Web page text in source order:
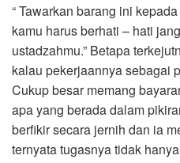
“ Tawarkan barang ini
kamu harus berhati – hati
ustadzahmu.” Betapa
kalau pekerjaannya sebagai
Cukup besar memang
apa yang berada dalam
berfikir secara jernih dan ia
ternyata tugasnya tidak